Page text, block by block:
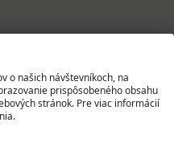
o našich návštevníkoch, na
prispôsobeného obsahu
stránok. Pre viac informácií